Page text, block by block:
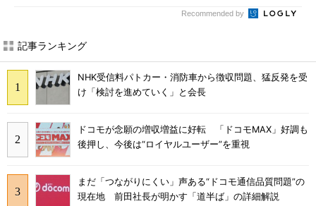
Recommended by
記事ランキング
NHK受信料パトカー・消防車から徴収問題、猛反発を受
け「検討を進めていく」と会長
ドコモが念願の増収増益に好転 「ドコモMAX」好調も
後押し、今後は“ロイヤルユーザー”を重視
まだ「つながりにくい」声ある“ドコモ通信品質問題”の
現在地 前田社長が明かす「道半ば」の詳細解説